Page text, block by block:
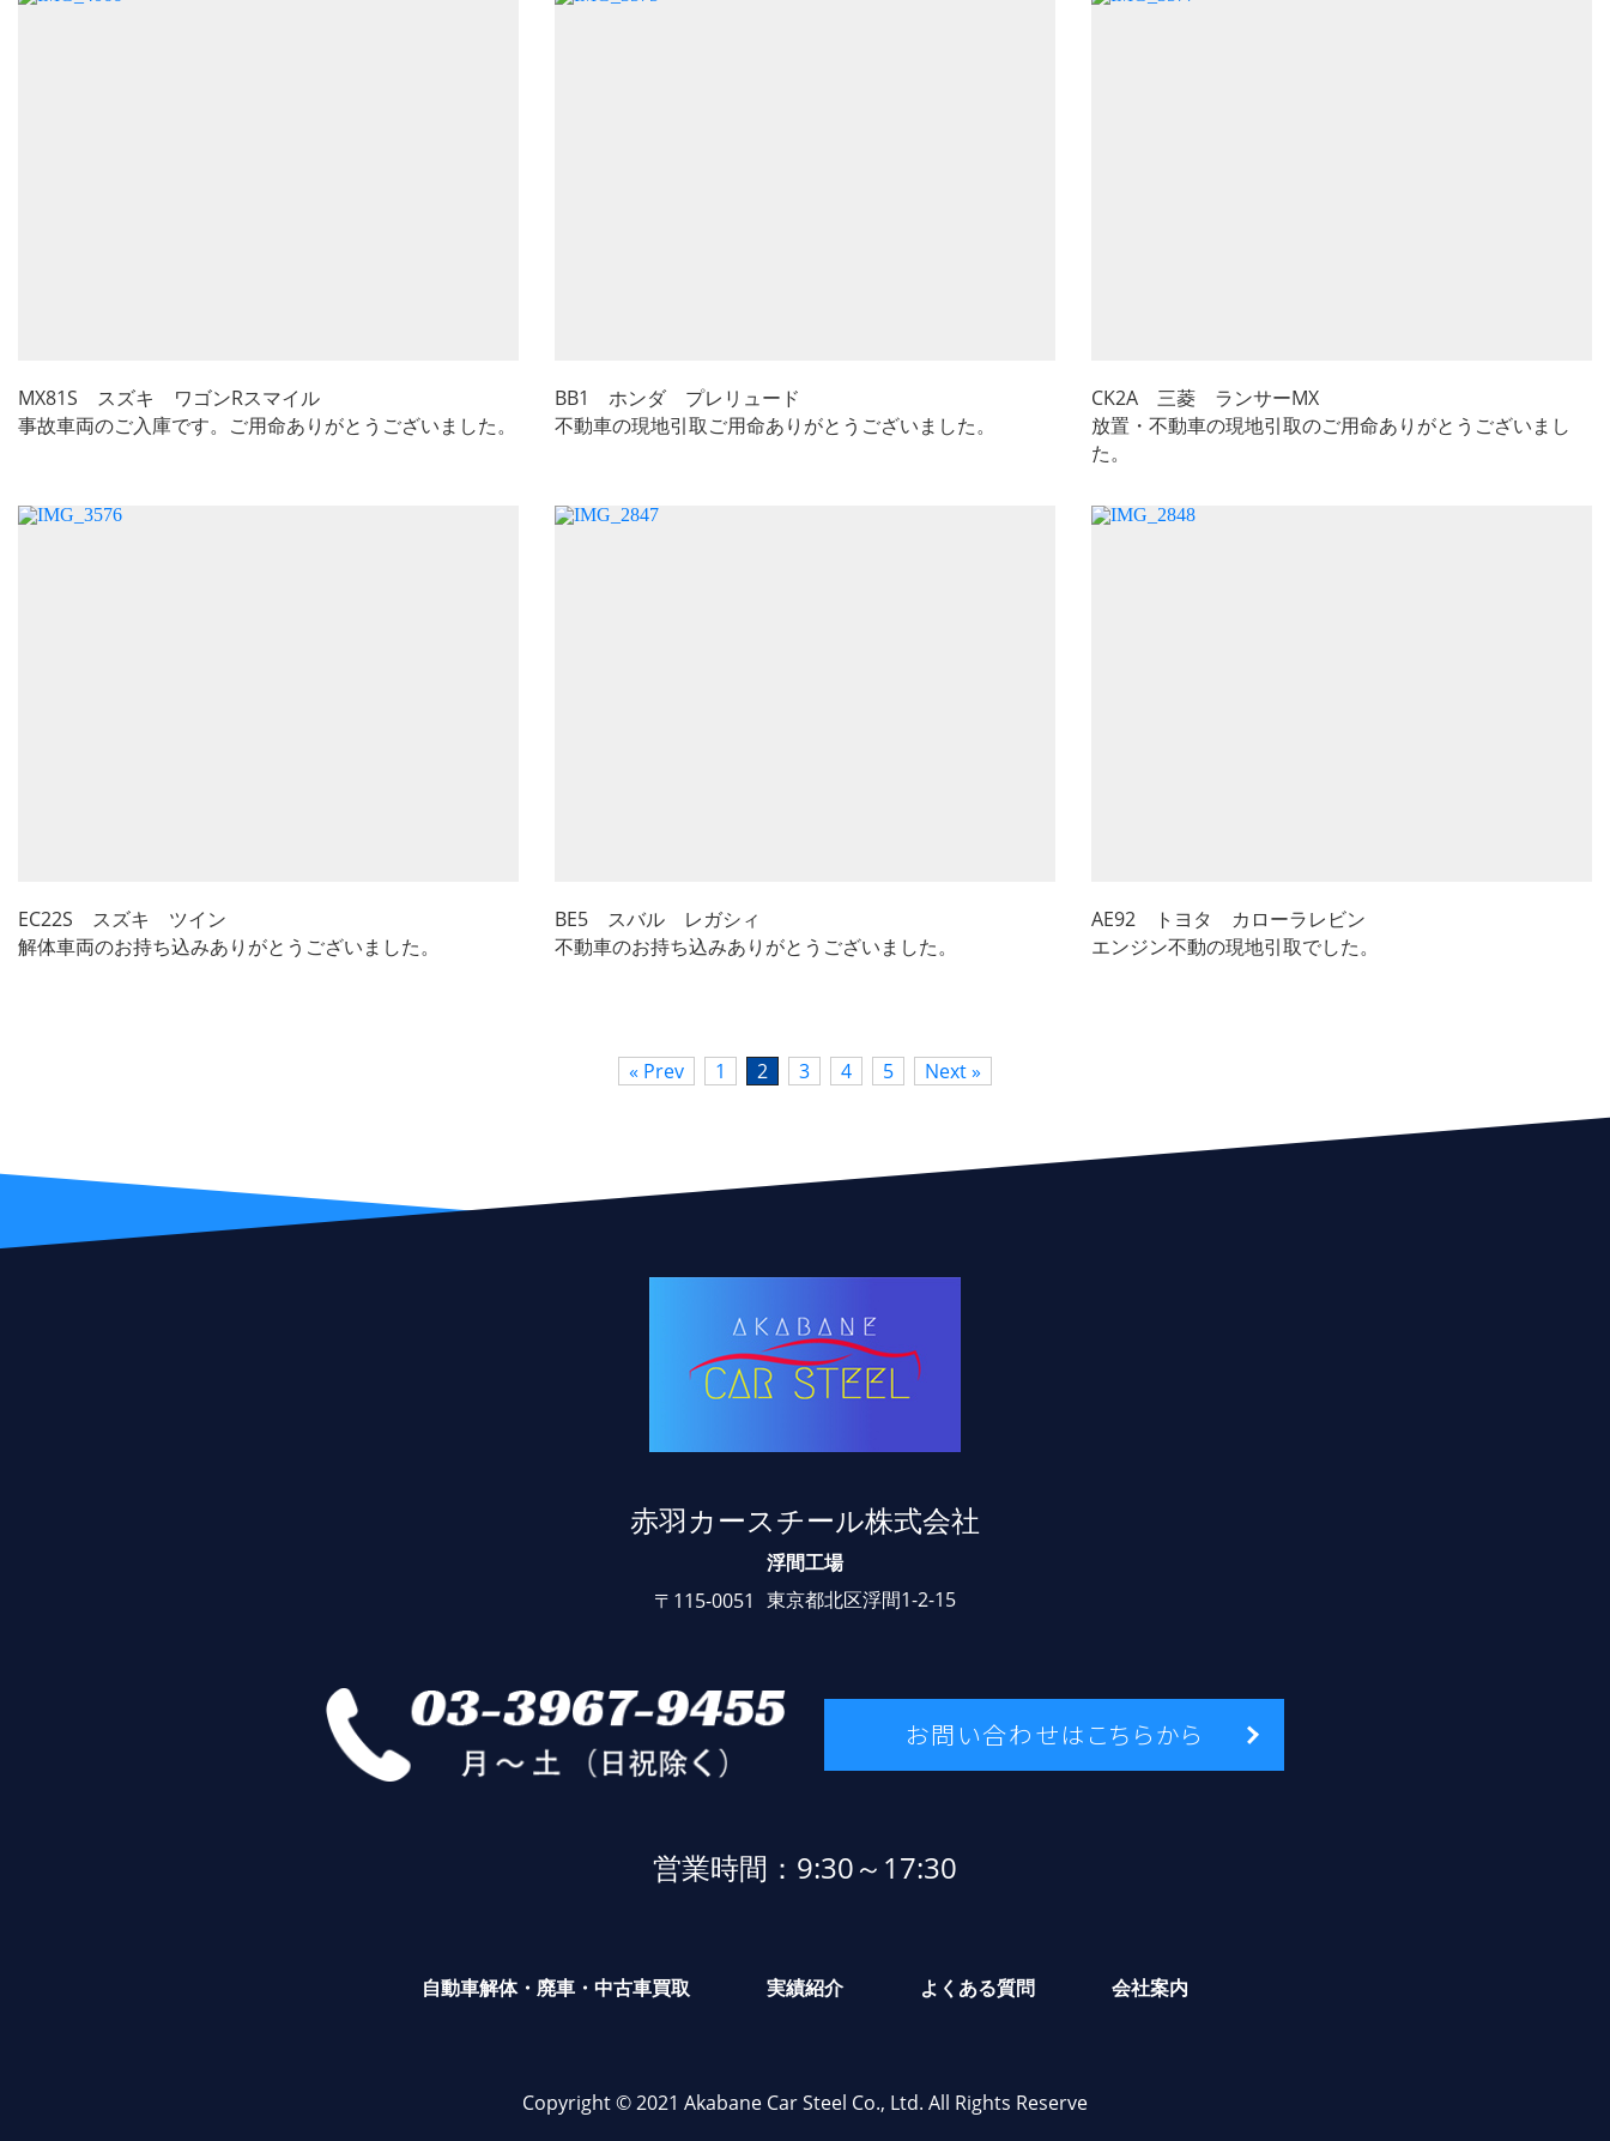
MX81S スズキ ワゴンRスマイル
事故車両のご入庫です。ご用命ありがとうございました。
BB1 ホンダ プレリュード
不動車の現地引取ご用命ありがとうございました。
CK2A 三菱 ランサーMX
放置・不動車の現地引取のご用命ありがとうございまし
た。
EC22S スズキ ツイン
解体車両のお持ち込みありがとうございました。
BE5 スバル レガシィ
不動車のお持ち込みありがとうございました。
AE92 トヨタ カローラレビン
エンジン不動の現地引取でした。
« Prev 1 2 3 4 5 Next »
赤羽カースチール株式会社
浮間工場
〒115-0051 東京都北区浮間1-2-15
お問い合わせはこちらから
営業時間：9:30～17:30
自動車解体・廃車・中古車買取 実績紹介 よくある質問 会社案内
Copyright © 2021 Akabane Car Steel Co., Ltd. All Rights Reserve